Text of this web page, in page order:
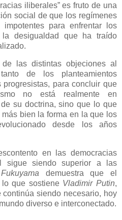
iliberales” es fruto de una
social de que los regímenes
impotentes para enfrentar los
la desigualdad que ha traído
las distintas objeciones al
tanto de los planteamientos
para concluir que
no está realmente en
su doctrina, sino que lo que
bien la forma en la que los
desde los años
en las democracias
sigue siendo superior a las
Fukuyama demuestra que el
lo que sostiene Vladimir Putin,
continúa siendo necesario, hoy
diverso e interconectado.